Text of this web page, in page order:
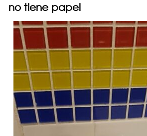
no tiene papel